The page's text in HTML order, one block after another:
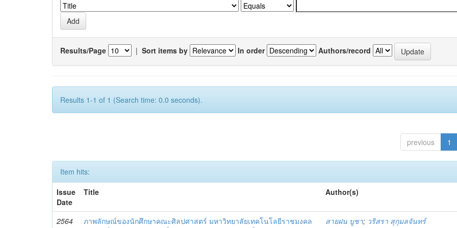
Results/Page | Sort items by In order Authors/record
Results 1-1 of 1 (Search time: 0.0 seconds).
previous 1
Item hits:
Issue
Date
Title Author(s)
2564
ภาพลักษณ์ของนักศึกษาคณะศิลปศาสตร์ มหาวิทยาลัยเทคโนโลยีราชมงคล
สายฝน บูชา; วริสรา สุกุมลจันทร์